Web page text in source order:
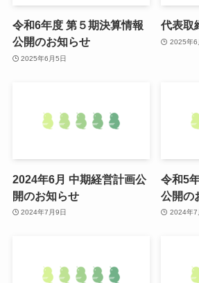
令和6年度 第５期決算情報
公開のお知らせ
2025年6月5日
代表取
2025年6
2024年6月 中期経営計画公
開のお知らせ
2024年7月9日
令和5
公開の
2024年7